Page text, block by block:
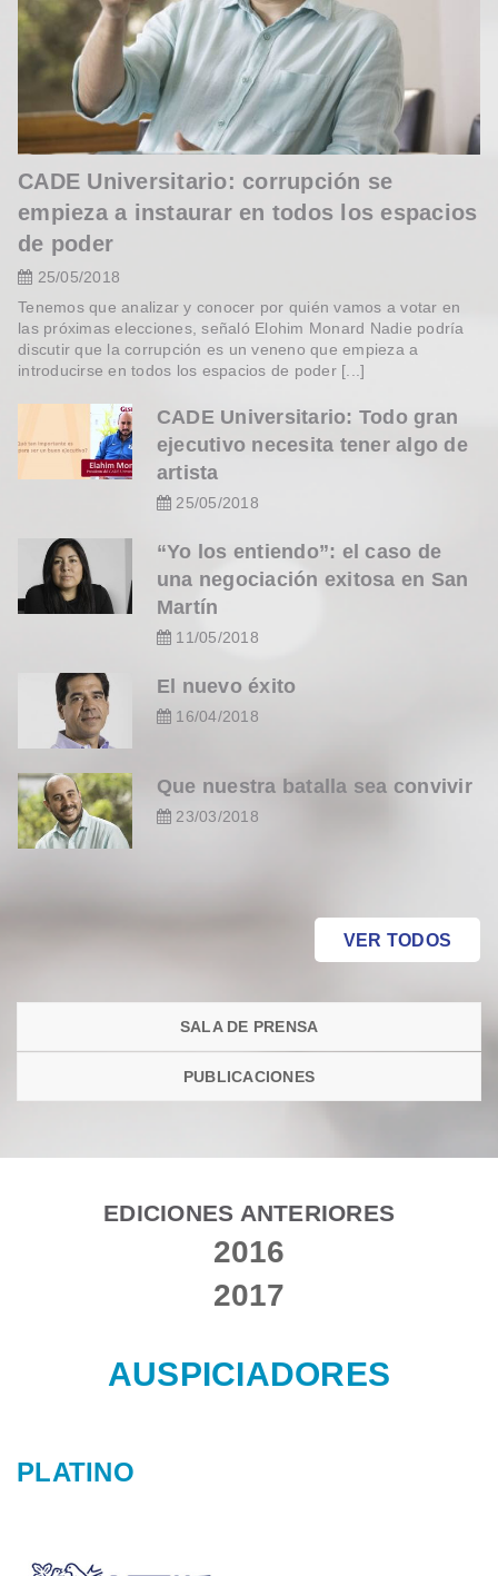
CADE Universitario: corrupción se
empieza a instaurar en todos los espacios
de poder
25/05/2018
Tenemos que analizar y conocer por quién vamos a votar en
las próximas elecciones, señaló Elohim Monard Nadie podría
discutir que la corrupción es un veneno que empieza a
introducirse en todos los espacios de poder [...]
CADE Universitario: Todo gran
ejecutivo necesita tener algo de
artista
25/05/2018
“Yo los entiendo”: el caso de
una negociación exitosa en San
Martín
11/05/2018
El nuevo éxito
16/04/2018
Que nuestra batalla sea convivir
23/03/2018
VER TODOS
SALA DE PRENSA
PUBLICACIONES
EDICIONES ANTERIORES
2016
2017
AUSPICIADORES
PLATINO